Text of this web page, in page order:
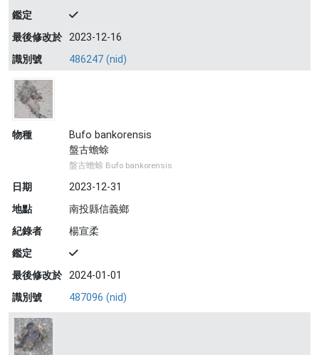
鑑定
最後修改於 2023-12-16
識別號
486247 (nid)
物種
Bufo bankorensis
盤古蟾蜍
盤古蟾蜍 Bufo bankorensis
日期
2023-12-31
地點
南投縣信義鄉
紀錄者
楊宣柔
鑑定
最後修改於 2024-01-01
識別號
487096 (nid)